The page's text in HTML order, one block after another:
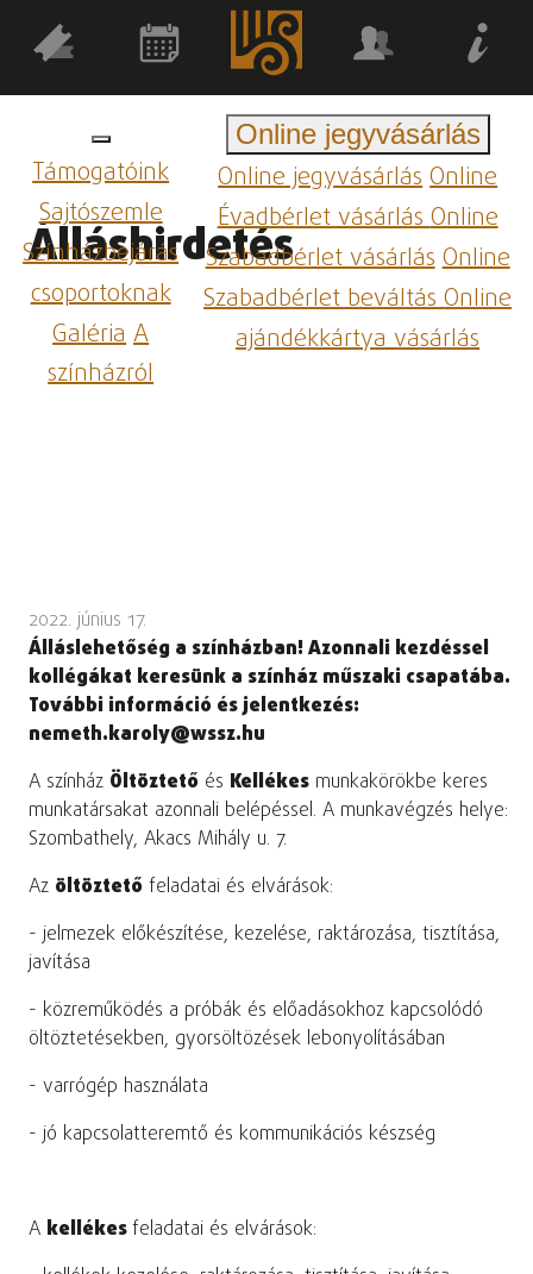
Támogatóink
Sajtószemle
Színházbejárás
csoportoknak
GalériaA
színházról
Online jegyvásárlás
Online jegyvásárlásOnline
Évadbérlet vásárlásOnline
Szabadbérlet vásárlásOnline
Szabadbérlet beváltásOnline
ajándékkártya vásárlás
Álláshirdetés
2022. június 17.
Álláslehetőség a színházban! Azonnali kezdéssel
kollégákat keresünk a színház műszaki csapatába.
További információ és jelentkezés:
nemeth.karoly@wssz.hu
A színház Öltöztető és Kellékes munkakörökbe keres
munkatársakat azonnali belépéssel. A munkavégzés helye:
Szombathely, Akacs Mihály u. 7.
Az öltöztető feladatai és elvárások:
- jelmezek előkészítése, kezelése, raktározása, tisztítása,
javítása
- közreműködés a próbák és előadásokhoz kapcsolódó
öltöztetésekben, gyorsöltözések lebonyolításában
- varrógép használata
- jó kapcsolatteremtő és kommunikációs készség
A kellékesfeladatai és elvárások: